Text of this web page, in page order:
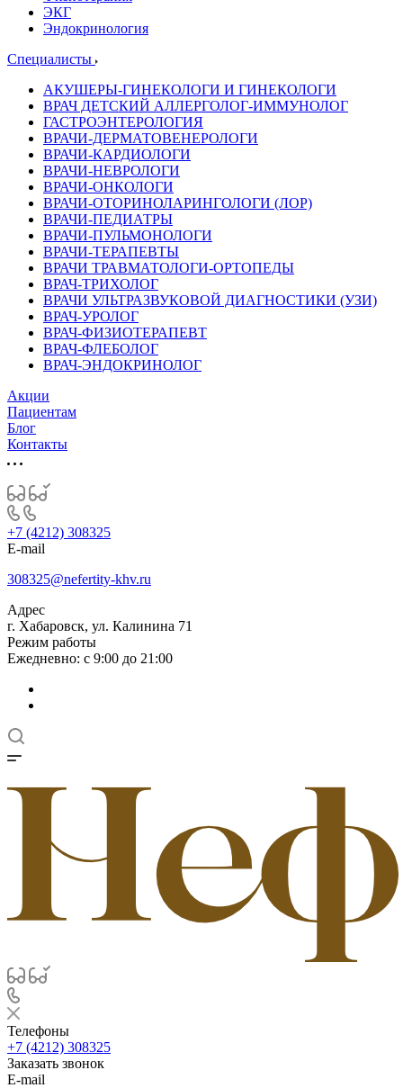
ЭКГ
Эндокринология
Специалисты
АКУШЕРЫ-ГИНЕКОЛОГИ И ГИНЕКОЛОГИ
ВРАЧ ДЕТСКИЙ АЛЛЕРГОЛОГ-ИММУНОЛОГ
ГАСТРОЭНТЕРОЛОГИЯ
ВРАЧИ-ДЕРМАТОВЕНЕРОЛОГИ
ВРАЧИ-КАРДИОЛОГИ
ВРАЧИ-НЕВРОЛОГИ
ВРАЧИ-ОНКОЛОГИ
ВРАЧИ-ОТОРИНОЛАРИНГОЛОГИ (ЛОР)
ВРАЧИ-ПЕДИАТРЫ
ВРАЧИ-ПУЛЬМОНОЛОГИ
ВРАЧИ-ТЕРАПЕВТЫ
ВРАЧИ ТРАВМАТОЛОГИ-ОРТОПЕДЫ
ВРАЧ-ТРИХОЛОГ
ВРАЧИ УЛЬТРАЗВУКОВОЙ ДИАГНОСТИКИ (УЗИ)
ВРАЧ-УРОЛОГ
ВРАЧ-ФИЗИОТЕРАПЕВТ
ВРАЧ-ФЛЕБОЛОГ
ВРАЧ-ЭНДОКРИНОЛОГ
Акции
Пациентам
Блог
Контакты
+7 (4212) 308325
E-mail
308325@nefertity-khv.ru
Адрес
г. Хабаровск, ул. Калинина 71
Режим работы
Ежедневно: с 9:00 до 21:00
Телефоны
+7 (4212) 308325
Заказать звонок
E-mail